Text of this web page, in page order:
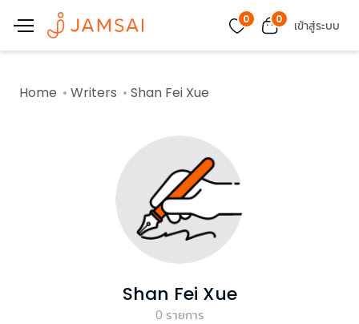
0 0 เข้าสู่ระบบ
Home Writers Shan Fei Xue
Shan Fei Xue
0 รายการ